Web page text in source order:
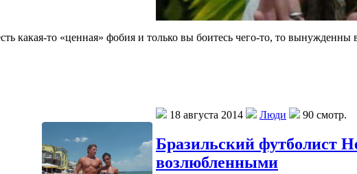
какая-то «ценная» фобия и только вы боитесь чего-то, то вынужденны
18 августа 2014 Люди 90 смотр.
Бразильский футболист
возлюбленными